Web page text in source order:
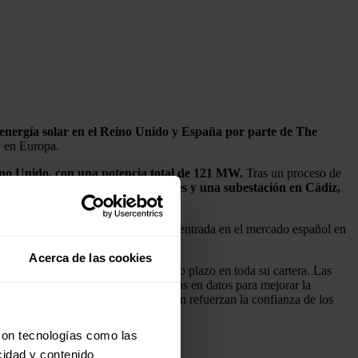
Acerca de las cookies
tecnologías como las
y contenido
solar en el Reino Unido y España por parte de The
en Europa.
Unido, con una potencia total de 121 MW. Tras un proceso de
cuatro parques solares y una subestación en Cádiz,
a más de 200 000 hogares.
energías renovables. Desde su entrada en el mercado español en
un rendimiento sostenible a largo plazo en toda su cartera. Las
y de tomar decisiones basadas en datos para mejorar la
y rentables, sino que también refuerzan la confianza de los